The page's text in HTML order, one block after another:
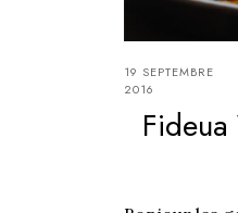
19 SEPTEMBRE
2016